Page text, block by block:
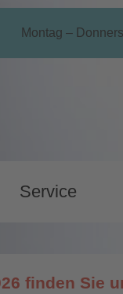
Montag –
Service
finden Sie